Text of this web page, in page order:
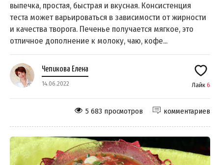
выпечка, простая, быстрая и вкусная. Консистенция
теста может варьироваться в зависимости от жирности
и качества творога. Печенье получается мягкое, это
отличное дополнение к молоку, чаю, кофе...
Чепикова Елена
14.06.2022 Лайк 6
комментариев
5 683 просмотров